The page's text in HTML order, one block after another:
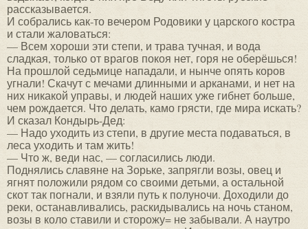
рассказывается.
И собрались как-то вечером Родовики у царского костра
и стали жаловаться:
— Всем хороши эти степи, и трава тучная, и вода
сладкая, только от врагов покоя нет, горя не оберёшься!
На прошлой седьмице нападали, и нынче опять коров
угнали! Скачут с мечами длинными и арканами, и нет на
них никакой управы, и людей наших уже гибнет больше,
чем рождается. Что делать, камо грясти, где мира искать?
И сказал Кондырь-Дед:
— Надо уходить из степи, в другие места подаваться, в
леса уходить и там жить!
— Что ж, веди нас, — согласились люди.
Поднялись славяне на Зорьке, запрягли возы, овец и
ягнят положили рядом со своими детьми, а остальной
скот так погнали, и взяли путь к полуночи. Доходили до
реки, останавливались, раскидывались на ночь станом,
возы в коло ставили и сторожу= не забывали. А наутро